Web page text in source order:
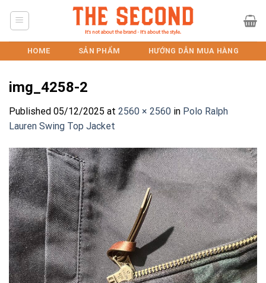
HOME SẢN PHẨM HƯỚNG DẪN MUA HÀNG
img_4258-2
Published 05/12/2025 at 2560 × 2560 in Polo Ralph
Lauren Swing Top Jacket